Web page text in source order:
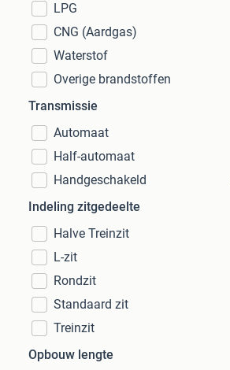
LPG
CNG (Aardgas)
Waterstof
Overige brandstoffen
Transmissie
Automaat
Half-automaat
Handgeschakeld
Indeling zitgedeelte
Halve Treinzit
L-zit
Rondzit
Standaard zit
Treinzit
Opbouw lengte